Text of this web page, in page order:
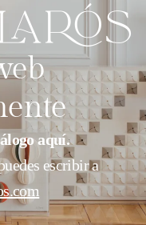
aquí.
escribir a